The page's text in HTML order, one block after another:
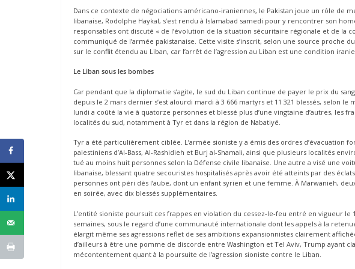
Dans ce contexte de négociations américano-iraniennes, le Pakistan joue un rôle de
libanaise, Rodolphe Haykal, s’est rendu à Islamabad samedi pour y rencontrer son
responsables ont discuté « de l’évolution de la situation sécuritaire régionale et de la
communiqué de l’armée pakistanaise. Cette visite s’inscrit, selon une source proche
sur le conflit étendu au Liban, car l’arrêt de l’agression au Liban est une condition
Le Liban sous les bombes
Car pendant que la diplomatie s’agite, le sud du Liban continue de payer le prix du
depuis le 2 mars dernier s’est alourdi mardi à 3 666 martyrs et 11 321 blessés, selon
lundi a coûté la vie à quatorze personnes et blessé plus d’une vingtaine d’autres, les
localités du sud, notamment à Tyr et dans la région de Nabatiyé.
Tyr a été particulièrement ciblée. L’armée sioniste y a émis des ordres d’évacuation
palestiniens d’Al-Bass, Al-Rashidieh et Burj al-Shamali, ainsi que plusieurs localités
tué au moins huit personnes selon la Défense civile libanaise. Une autre a visé une
libanaise, blessant quatre secouristes hospitalisés après avoir été atteints par des
personnes ont péri dès l’aube, dont un enfant syrien et une femme. À Marwanieh,
en soirée, avec dix blessés supplémentaires.
L’entité sioniste poursuit ces frappes en violation du cessez-le-feu entré en vigueur
semaines, sous le regard d’une communauté internationale dont les appels à la
élargit même ses agressions reflet de ses ambitions expansionnistes clairement
d’ailleurs à être une pomme de discorde entre Washington et Tel Aviv, Trump ayant
mécontentement quant à la poursuite de l’agression sioniste contre le Liban.